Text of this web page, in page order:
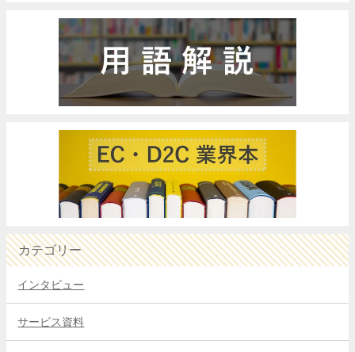
カテゴリー
インタビュー
サービス資料